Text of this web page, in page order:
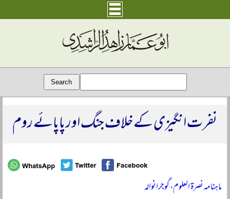
نفرت انگیزی کے خلاف جنگ اور پاپائے روم
ماہنامہ نصرۃ العلوم، گوجرانوالہ